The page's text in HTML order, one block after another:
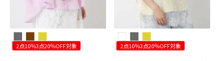
2点10％3点20％OFF対象 2点10％3点20％OFF対象